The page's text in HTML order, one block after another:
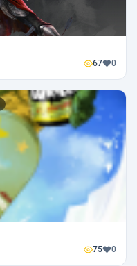
67 0
75 0